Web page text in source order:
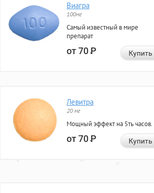
Виагра
100мг
Самый известный в мире
препарат
от 70Р Купить
Левитра
20 мг
Мощный эффект на 5ть часов.
от 70Р Купить